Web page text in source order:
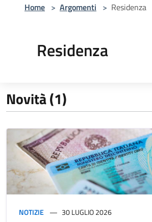
Home > Argomenti > Residenza
Residenza
Novità (1)
NOTIZIE 30 LUGLIO 2026